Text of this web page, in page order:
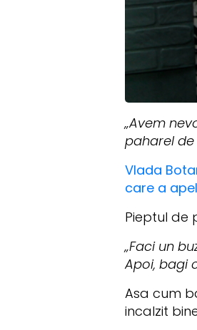
„Avem
paharel de
Vlada
care a
Pieptul de
„Faci un
Apoi, bagi
Asa cum
incalzit